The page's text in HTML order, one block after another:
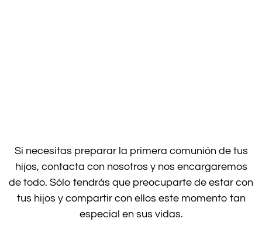
Si necesitas preparar la primera comunión de tus
hijos, contacta con nosotros y nos encargaremos
de todo. Sólo tendrás que preocuparte de estar con
tus hijos y compartir con ellos este momento tan
especial en sus vidas.